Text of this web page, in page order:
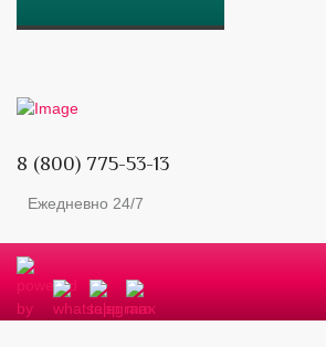
8 (800) 775-53-13
Ежедневно 24/7